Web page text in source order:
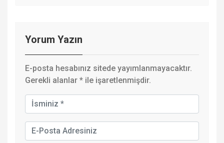
Yorum Yazın
E-posta hesabınız sitede yayımlanmayacaktır.
Gerekli alanlar * ile işaretlenmişdir.